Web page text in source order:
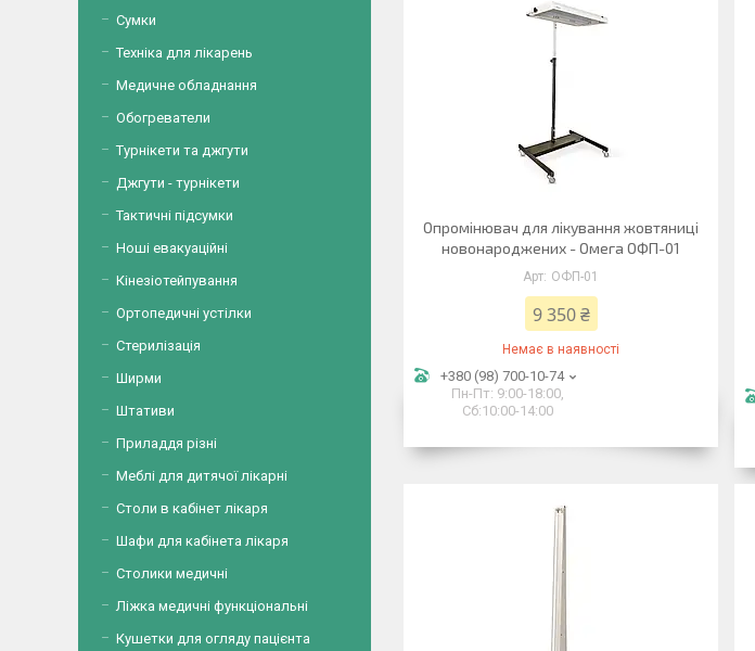
Опромінювач для лікування жовтяниці
новонароджених - Омега ОФП-01
ОФП-01
9 350 ₴
Немає в наявності
+380 (98) 700-10-74
Пн-Пт: 9:00-18:00,
Сб:10:00-14:00
Сумки
Техніка для лікарень
Медичне обладнання
Обогреватели
Турнікети та джгути
Джгути - турнікети
Тактичні підсумки
Ноші евакуаційні
Кінезіотейпування
Ортопедичні устілки
Стерилізація
Ширми
Штативи
Приладдя різні
Меблі для дитячої лікарні
Столи в кабінет лікаря
Шафи для кабінета лікаря
Столики медичні
Ліжка медичні функціональні
Кушетки для огляду пацієнта